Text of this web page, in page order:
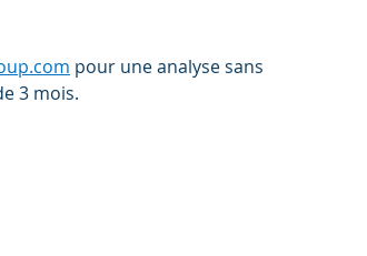
pour une analyse sans
3 mois.